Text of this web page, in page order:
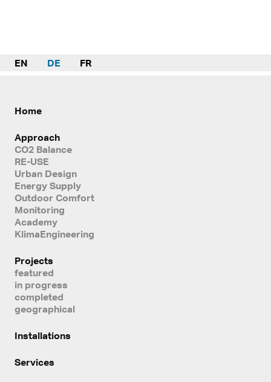
EN DE FR
Home
Approach
CO2 Balance
RE-USE
Urban Design
Energy Supply
Outdoor Comfort
Monitoring
Academy
KlimaEngineering
Projects
featured
in progress
completed
geographical
Installations
Services